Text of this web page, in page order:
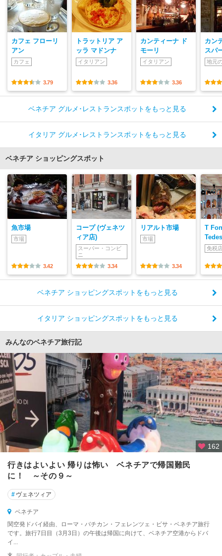
カフェ フローリ
アン
カフェ
3.79
トラットリア ア
ッラ マドンナ
イタリアン
3.36
カンティーナ ド
モーリ
イタリアン
3.36
カン
スパ
地元
ベネチア グルメ･レストランスポットをもっと見る
イタリア グルメ･レストランスポットをもっと見る
ベネチア ショッピングスポット
魚市場
市場
3.42
コープ (ヴェネツ
ィア店)
スーパー・コンビ
ニ
3.34
リアルト市場
市場
3.34
T
免税
ベネチア ショッピングスポットをもっと見る
イタリア ショッピングスポットをもっと見る
みんなのベネチア旅行記
162
行きはよいよい 帰りは怖い ベネチアで帰国難民
に！ ～その９～
# ヴェネツィア
ベネチア
関空発ドバイ経由、ローマ・バチカン・フェレンツェ・ピサ・ベネチア旅行
です。旅行7日目（3月3日）の午後は帰国に向けて、ベネチア空港からドバ
イ...